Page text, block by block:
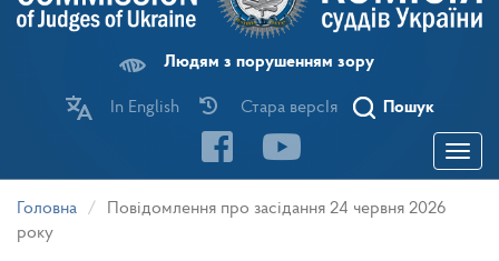
Людям з порушенням зору
In English Стара версІя Пошук
Toggle
Головна
Повідомлення про засідання 24 червня 2026
року